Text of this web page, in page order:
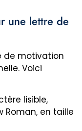
une lettre de
de motivation
Voici
lisible,
Roman, en taille